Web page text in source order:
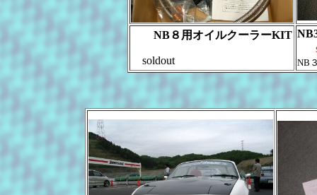
NB８用オイルクーラーKIT
soldout NB